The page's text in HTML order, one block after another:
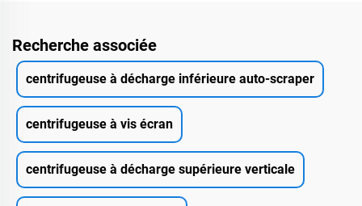
Recherche associée
centrifugeuse à décharge inférieure auto-scraper
centrifugeuse à vis écran
centrifugeuse à décharge supérieure verticale